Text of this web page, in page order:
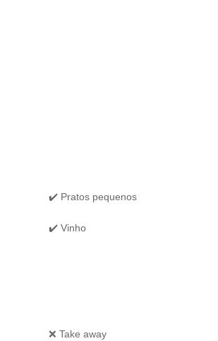
✔️ Pratos pequenos
✔️ Vinho
❌ Take away